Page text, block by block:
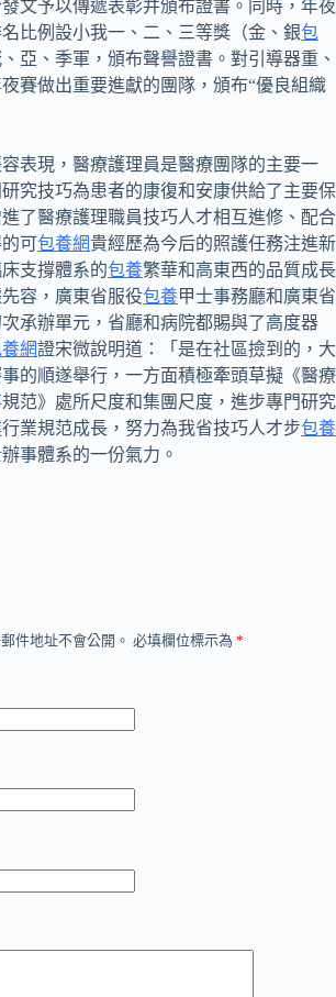
文予以傳遞表彰并頒布證書。同時，年夜
比例設小我一、二、三等獎（金、銀包
亞、季軍，頒布聲譽證書。對引導器重、
賽做出重要進獻的團隊，頒布“優良組織
表現，醫療護理員是醫療團隊的主要一
究技巧為患者的康復和安康供給了主要保
了醫療護理職員技巧人才相互進修、配合
可包養網貴經歷為今后的照護任務注進新
支撐體系的包養繁華和高東西的品質成長
容，廣東省服役包養甲士事務廳和廣東省
承辦單元，省廳和病院都賜與了高度器
網證宋微說明道：「是在社區撿到的，大
的順遂舉行，一方面積極牽頭草擬《醫療
范》處所尺度和集團尺度，進步專門研究
業規范成長，努力為我省技巧人才步包養
事體系的一份氣力。
件地址不會公開。 必填欄位標示為 *